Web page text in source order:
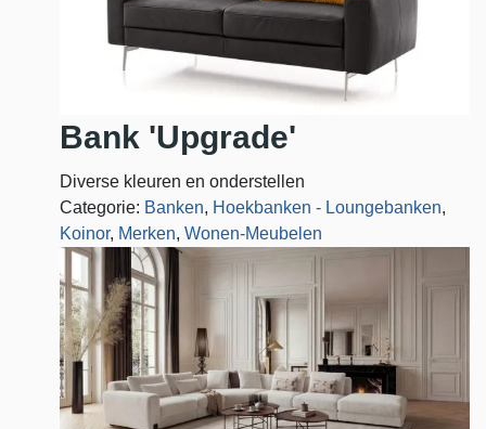
Bank 'Upgrade'
Diverse kleuren en onderstellen
Categorie: Banken, Hoekbanken - Loungebanken,
Koinor, Merken, Wonen-Meubelen